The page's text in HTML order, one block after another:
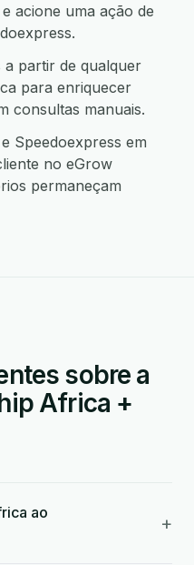
acione uma ação de
a partir de qualquer
para enriquecer
consultas manuais.
Speedoexpress em
no eGrow
permaneçam
sobre a
Africa +
ao
+